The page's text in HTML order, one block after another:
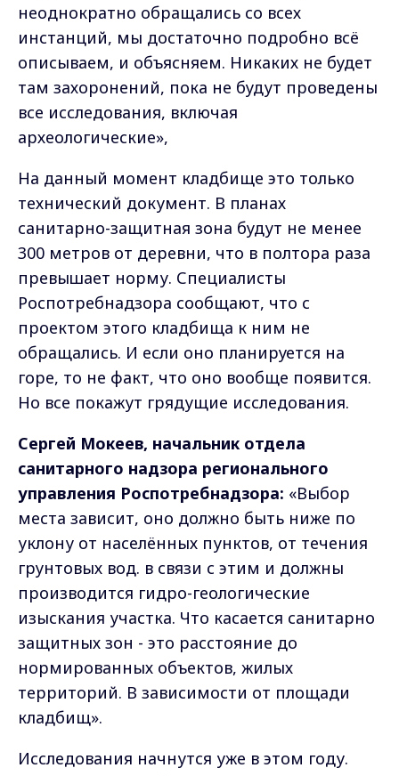
неоднократно обращались со всех
инстанций, мы достаточно подробно всё
описываем, и объясняем. Никаких не будет
там захоронений, пока не будут проведены
все исследования, включая
археологические»,
На данный момент кладбище это только
технический документ. В планах
санитарно-защитная зона будут не менее
300 метров от деревни, что в полтора раза
превышает норму. Специалисты
Роспотребнадзора сообщают, что с
проектом этого кладбища к ним не
обращались. И если оно планируется на
горе, то не факт, что оно вообще появится.
Но все покажут грядущие исследования.
Сергей Мокеев, начальник отдела
санитарного надзора регионального
управления Роспотребнадзора: «Выбор
места зависит, оно должно быть ниже по
уклону от населённых пунктов, от течения
грунтовых вод. в связи с этим и должны
производится гидро-геологические
изыскания участка. Что касается санитарно
защитных зон - это расстояние до
нормированных объектов, жилых
территорий. В зависимости от площади
кладбищ».
Исследования начнутся уже в этом году.